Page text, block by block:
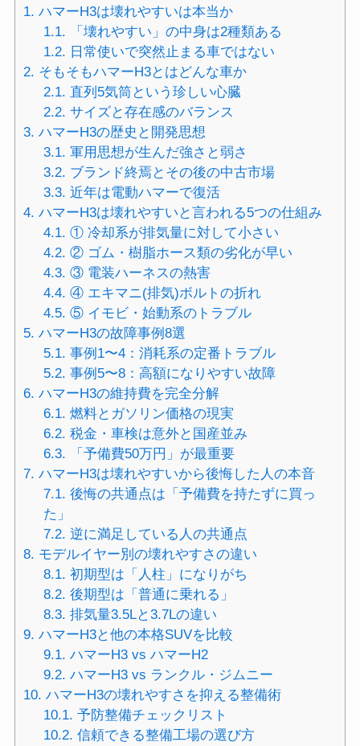
1. ハマーH3は壊れやすいは本当か
1.1. 「壊れやすい」の中身は2種類ある
1.2. 日常使いで突然止まる車ではない
2. そもそもハマーH3とはどんな車か
2.1. 直列5気筒という珍しい心臓
2.2. サイズと存在感のバランス
3. ハマーH3の歴史と開発思想
3.1. 軍用思想が生んだ強さと弱さ
3.2. ブランド終焉とその後の中古市場
3.3. 近年は電動ハマーで復活
4. ハマーH3は壊れやすいと言われる5つの仕組み
4.1. ① 冷却系が排気量に対して小さい
4.2. ② ゴム・樹脂ホース類の劣化が早い
4.3. ③ 電装ハーネスの熱害
4.4. ④ エキマニ(排気)ボルトの折れ
4.5. ⑤ イモビ・始動系のトラブル
5. ハマーH3の故障事例8選
5.1. 事例1〜4：消耗系の定番トラブル
5.2. 事例5〜8：高額になりやすい故障
6. ハマーH3の維持費を完全分解
6.1. 燃料とガソリン価格の現実
6.2. 税金・車検は意外と国産並み
6.3. 「予備費50万円」が最重要
7. ハマーH3は壊れやすいから後悔した人の本音
7.1. 後悔の共通点は「予備費を持たずに買っ
た」
7.2. 逆に満足している人の共通点
8. モデルイヤー別の壊れやすさの違い
8.1. 初期型は「人柱」になりがち
8.2. 後期型は「普通に乗れる」
8.3. 排気量3.5Lと3.7Lの違い
9. ハマーH3と他の本格SUVを比較
9.1. ハマーH3 vs ハマーH2
9.2. ハマーH3 vs ランクル・ジムニー
10. ハマーH3の壊れやすさを抑える整備術
10.1. 予防整備チェックリスト
10.2. 信頼できる整備工場の選び方